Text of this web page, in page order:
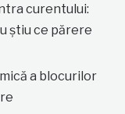
curentului:
știu ce părere
a blocurilor